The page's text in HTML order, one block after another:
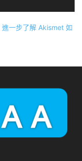
進一步了解 Akismet 如